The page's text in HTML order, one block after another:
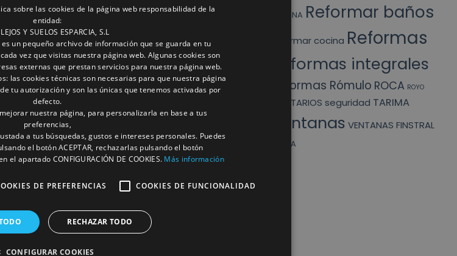
COCINA Reformar baños
reformar cocina Reformas
Reformas integrales
Reformas Rómulo ROCA ROYO
SANITARIOS seguridad TARIMA
Ventanas VENTANAS FINSTRAL
YURBA
sobre las cookies de la página web responsabilidad de la
entidad:
Y SUELOS ESPARCIA, S.L
un pequeño archivo de información que se guarda en tu
vez que visitas nuestra página web. Algunas cookies son
externas que prestan servicios para nuestra página web.
las cookies técnicas son necesarias para que nuestra página
tu autorización y son las únicas que tenemos activadas por
defecto.
nuestra página, para personalizarla en base a tus
preferencias,
a tus búsquedas, gustos e intereses personales. Puedes
el botón ACEPTAR, rechazarlas pulsando el botón
el apartado CONFIGURACIÓN DE COOKIES. Más información
DE PREFERENCIAS COOKIES DE FUNCIONALIDAD
RECHAZAR TODO
CONFIGURAR COOKIES